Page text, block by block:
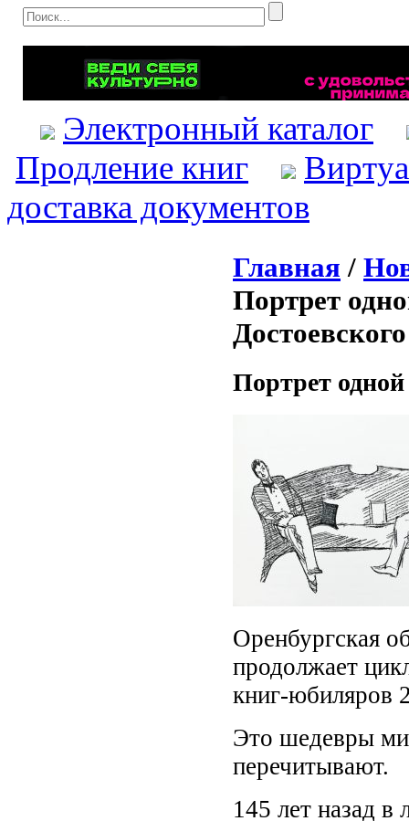
Электронный каталог
Продление книг
доставка документов
Главная /
Портрет
Достоевского
Портрет
Оренбургская
продолжает
книг-юбиляров
Это шедевры
перечитывают.
145 лет назад в